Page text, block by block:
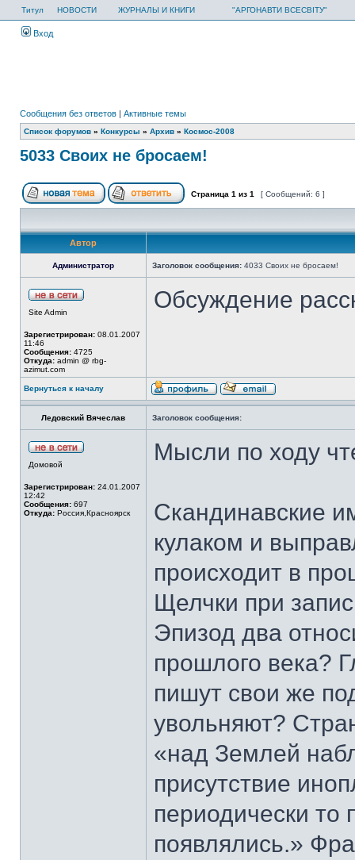
Титул НОВОСТИ ЖУРНАЛЫ И КНИГИ "АРГОНАВТИ ВСЕСВІТУ"
Вход
Сообщения без ответов | Активные темы
Список форумов » Конкурсы » Архив » Космос-2008
5033 Своих не бросаем!
Страница 1 из 1 [ Сообщений: 6 ]
Автор
Администратор Заголовок сообщения: 4033 Своих не бросаем!
Site Admin
Зарегистрирован: 08.01.2007
11:46
Сообщения: 4725
Откуда: admin @ rbg-
azimut.com
Обсуждение
Вернуться к началу
Ледовский Вячеслав Заголовок сообщения:
Домовой
Зарегистрирован: 24.01.2007
12:42
Сообщения: 697
Откуда: Россия,Красноярск
Мысли по ходу
Скандинавские
кулаком и
происходит в
Щелчки при
Эпизод два
прошлого века?
пишут свои же
увольняют?
«над Землей
присутствие
периодически то
появлялись.»